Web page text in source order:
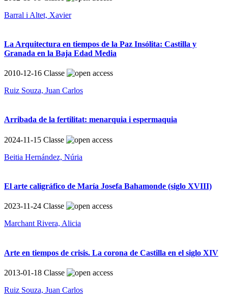
Barral i Altet, Xavier
La Arquitectura en tiempos de la Paz Insólita: Castilla y
Granada en la Baja Edad Media
2010-12-16 Classe
Ruiz Souza, Juan Carlos
Arribada de la fertilitat: menarquia i espermaquia
2024-11-15 Classe
Beitia Hernández, Núria
El arte caligráfico de María Josefa Bahamonde (siglo XVIII)
2023-11-24 Classe
Marchant Rivera, Alicia
Arte en tiempos de crisis. La corona de Castilla en el siglo XIV
2013-01-18 Classe
Ruiz Souza, Juan Carlos